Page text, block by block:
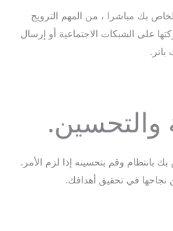
بك مباشرا ، من المهم الترويج
على الشبكات الاجتماعية أو إرسال
بانر.
بانتظام وقم بتحسينه إذا لزم الأمر.
نجاحها في تحقيق أهدافك.